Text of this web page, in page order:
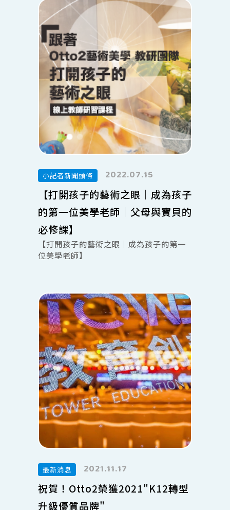
現在的成長和進步🌻，真的很感動
希望在這裡累積的能量與快樂，不僅成為
寶貝與家長們美好的回憶，也是未來突破
自己，堅持前進的動力!!
品味藝術🍀美好生活💗遇見幸福
小記者新聞頭條 2022.07.15
【打開孩子的藝術之眼｜成為孩子
的第一位美學老師｜父母與寶貝的
必修課】
【打開孩子的藝術之眼｜成為孩子的第一
位美學老師】
考，模仿與創造，是孩子開啟藝術之眼的
兩種原料，如何配比能烹飪出美味的料
理？
讓Otto2藝術美學，教學研發團隊，帶你
一起查閱食譜，打開孩子的藝術之眼！
【父母、老師與寶貝的必修課】
Otto2藝術美學22年的品牌！將會把營運
200多間分校、千多所幼兒園安親班合作的
經驗以及上百多場的師資訓練課程，上萬
家庭的口碑，不管是成功的秘訣或是失敗
的經驗，濃縮在這堂線上課中，我相信您
能在這堂課程，更棒的開啟藝術教育之
最新消息 2021.11.17
祝賀！Otto2榮獲2021"K12轉型
升級優質品牌"